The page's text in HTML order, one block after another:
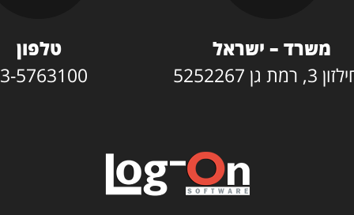
משרד – ישראל
גן 5252267
טלפון
5763100